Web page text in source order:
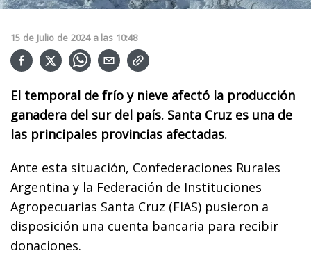
15 de Julio de 2024 a las 10:48
El temporal de frío y nieve afectó la producción
ganadera del sur del país. Santa Cruz es una de
las principales provincias afectadas.
Ante esta situación, Confederaciones Rurales
Argentina y la Federación de Instituciones
Agropecuarias Santa Cruz (FIAS) pusieron a
disposición una cuenta bancaria para recibir
donaciones.